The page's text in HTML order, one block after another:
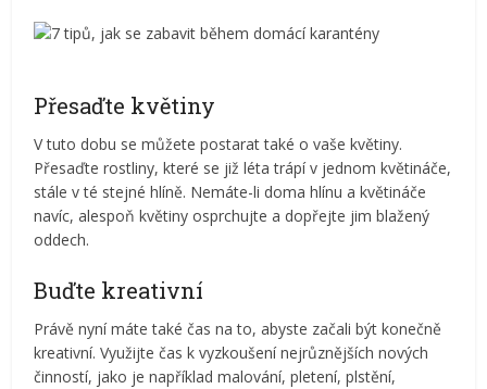
Přesaďte květiny
V tuto dobu se můžete postarat také o vaše květiny.
Přesaďte rostliny, které se již léta trápí v jednom květináče,
stále v té stejné hlíně. Nemáte-li doma hlínu a květináče
navíc, alespoň květiny osprchujte a dopřejte jim blažený
oddech.
Buďte kreativní
Právě nyní máte také čas na to, abyste začali být konečně
kreativní. Využijte čas k vyzkoušení nejrůznějších nových
činností, jako je například malování, pletení, plstění,